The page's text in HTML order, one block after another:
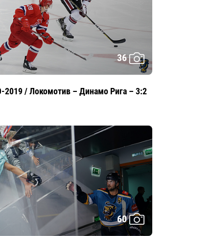
36
2019 / Локомотив – Динамо Рига – 3:2
60